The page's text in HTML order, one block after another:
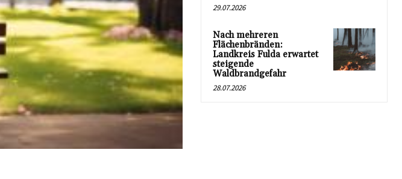
29.07.2026
Nach mehreren
Flächenbränden:
Landkreis Fulda erwartet
steigende
Waldbrandgefahr
28.07.2026